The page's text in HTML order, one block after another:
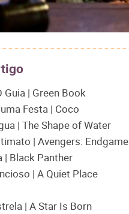
Guia | Green Book
Festa | Coco
| The Shape of Water
| Avengers: Endgame
| Black Panther
| A Quiet Place
| A Star Is Born